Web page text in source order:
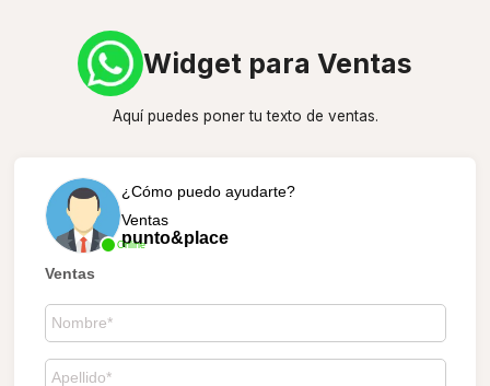
Widget para Ventas
Aquí puedes poner tu texto de ventas.
Online
¿Cómo puedo ayudarte?
Ventas
punto&place
Ventas